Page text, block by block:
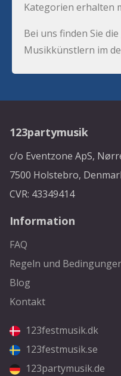
Kategorien erhalten
Bei uns finden Sie
Musikkünstlern im
123partymusik
c/o Eventzone ApS,
7500 Holstebro,
CVR: 43349414
Information
FAQ
Regeln und
Blog
Kontakt
123festmusik.dk
123festmusik.se
123partymusik.de